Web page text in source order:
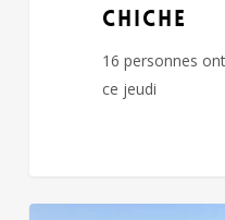
CHICHE
16 personnes
ce jeudi